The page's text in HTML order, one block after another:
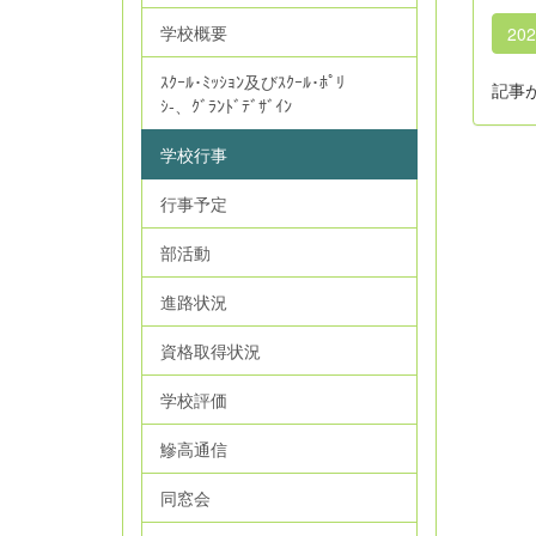
記事
学校概要
ｽｸｰﾙ･ﾐｯｼｮﾝ及びｽｸｰﾙ･ﾎﾟﾘ
ｼ‐、ｸﾞﾗﾝﾄﾞﾃﾞｻﾞｲﾝ
学校行事
行事予定
部活動
進路状況
資格取得状況
学校評価
鰺高通信
同窓会